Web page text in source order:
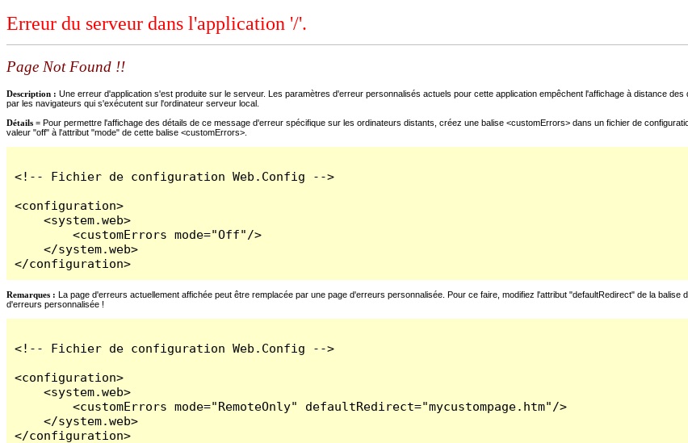
Erreur du serveur dans l'application '/'.
Page Not Found !!
Description : Une erreur d'application s'est produite sur le serveur. Les paramètres d'erreur personnalisés actuels pour cette application empêchent l'affichage à distance
par les navigateurs qui s'exécutent sur l'ordinateur serveur local.
Détails = Pour permettre l'affichage des détails de ce message d'erreur spécifique sur les ordinateurs distants, créez une balise <customErrors> dans un fichier de
valeur "off" à l'attribut "mode" de cette balise <customErrors>.
<!-- Fichier de configuration Web.Config -->
<configuration>
    <system.web>
        <customErrors mode="Off"/>
    </system.web>
</configuration>
Remarques : La page d'erreurs actuellement affichée peut être remplacée par une page d'erreurs personnalisée. Pour ce faire, modifiez l'attribut "defaultRedirect" de la
d'erreurs personnalisée !
<!-- Fichier de configuration Web.Config -->
<configuration>
    <system.web>
        <customErrors mode="RemoteOnly" defaultRedirect="mycustompage.htm"/>
    </system.web>
</configuration>